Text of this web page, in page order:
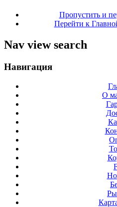
Пропустить и
Перейти к
Nav view search
Навигация
О